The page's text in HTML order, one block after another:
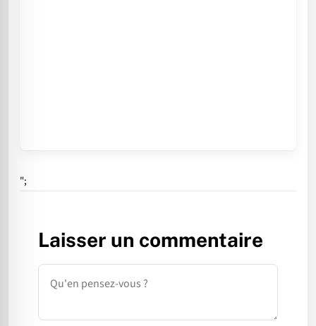
";
Laisser un commentaire
Commentaire